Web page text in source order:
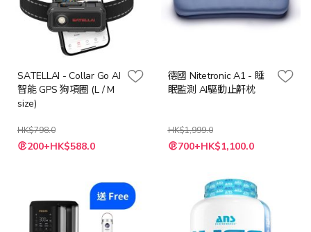
SATELLAI - Collar Go AI
智能 GPS 狗項圈 (L / M
size)
HK$798.0
200+HK$588.0
德國 Nitetronic A1 - 睡
眠監測 AI驅動止鼾枕
HK$1,999.0
特
殊 700+HK$1,100.0